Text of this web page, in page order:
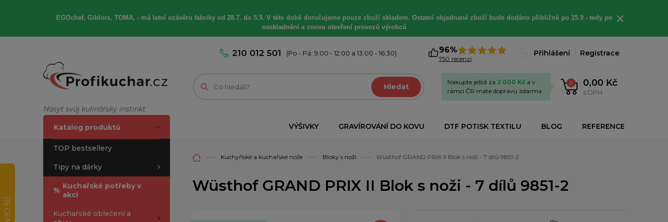
EGOchef, Giblors, TOMA, -má letní uzávěru fabriky od 28.7. do 5.9. V této době doručujeme pouze zboží skladem. Ostatní objednané zboží bude dodáno přibližně po 15.9 - tedy po
naskladnění a znovu otevření provozů výrobců
×
Nasyť svůj kulinářský instinkt
210 012 501 (Po - Pá: 9:00 - 12:00 a 13:00 - 16:30) 96%
750 recenzí
Přihlášení Registrace
Hledat 0 0,00 Kč
s DPH
Nakupte ještě za 2 000 Kč a v
rámci ČR máte dopravu zdarma.
VÝŠIVKY GRAVÍROVÁNÍ DO KOVU DTF POTISK TEXTILU BLOG REFERENCE
Katalog produktů
TOP bestsellery
Tipy na dárky
% Kuchařské potřeby v
akci
Kuchařské oblečení a
Kuchyňské a kuchařské nože Bloky s noži Wüsthof GRAND PRIX II Blok s noži - 7 dílů 9851-2
Wüsthof GRAND PRIX II Blok s noži - 7 dílů 9851-2